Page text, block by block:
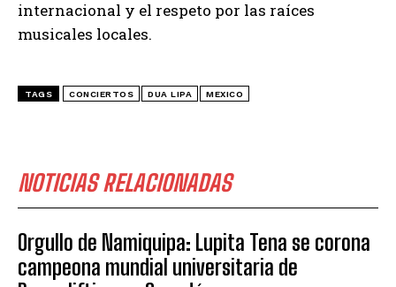
internacional y el respeto por las raíces
musicales locales.
TAGS CONCIERTOS DUA LIPA MEXICO
NOTICIAS RELACIONADAS
Orgullo de Namiquipa: Lupita Tena se corona
campeona mundial universitaria de